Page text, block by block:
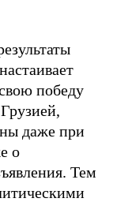
победу
даже при
о
Тем